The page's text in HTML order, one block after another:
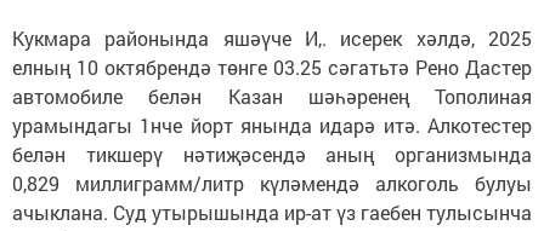
Кукмара районында яшәүче И,. исерек хәлдә, 2025
елның 10 октябрендә төнге 03.25 сәгатьтә Рено Дастер
автомобиле белән Казан шәһәренең Тополиная
урамындагы 1нче йорт янында идарә итә. Алкотестер
белән тикшерү нәтиҗәсендә аның организмында
0,829 миллиграмм/литр күләмендә алкоголь булуы
ачыклана. Суд утырышында ир-ат үз гаебен тулысынча